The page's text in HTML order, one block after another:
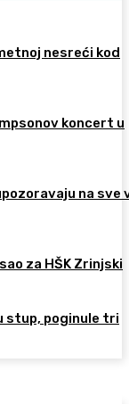
nesreći kod
koncert u
na sve
za HŠK Zrinjski
stup, poginule tri